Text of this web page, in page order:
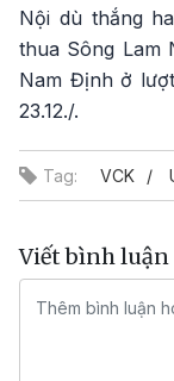
Nội dù thắng
thua Sông Lam
Nam Định ở
23.12./.
Tag: VCK
Viết bình luận